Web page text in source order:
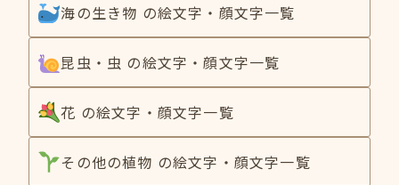
海の生き物 の絵文字・顔文字一覧
昆虫・虫 の絵文字・顔文字一覧
花 の絵文字・顔文字一覧
その他の植物 の絵文字・顔文字一覧